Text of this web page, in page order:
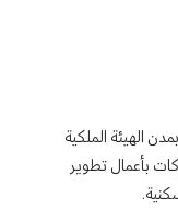
الهيئة الملكية
بأعمال تطوير